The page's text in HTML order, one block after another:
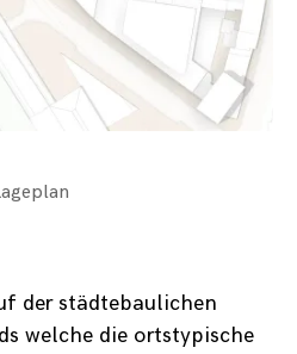
der städtebaulichen
welche die ortstypische